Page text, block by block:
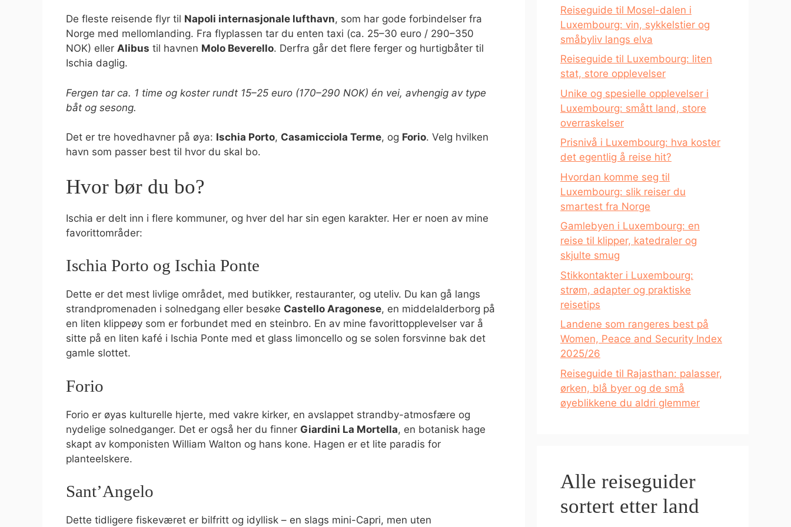
De fleste reisende flyr til Napoli internasjonale lufthavn, som har gode forbindelser fra
Norge med mellomlanding. Fra flyplassen tar du enten taxi (ca. 25–30 euro / 290–350
NOK) eller Alibus til havnen Molo Beverello. Derfra går det flere ferger og hurtigbåter til
Ischia daglig.
Fergen tar ca. 1 time og koster rundt 15–25 euro (170–290 NOK) én vei, avhengig av type
båt og sesong.
Det er tre hovedhavner på øya: Ischia Porto, Casamicciola Terme, og Forio. Velg hvilken
havn som passer best til hvor du skal bo.
Hvor bør du bo?
Ischia er delt inn i flere kommuner, og hver del har sin egen karakter. Her er noen av mine
favorittområder:
Ischia Porto og Ischia Ponte
Dette er det mest livlige området, med butikker, restauranter, og uteliv. Du kan gå langs
strandpromenaden i solnedgang eller besøke Castello Aragonese, en middelalderborg på
en liten klippeøy som er forbundet med en steinbro. En av mine favorittopplevelser var å
sitte på en liten kafé i Ischia Ponte med et glass limoncello og se solen forsvinne bak det
gamle slottet.
Forio
Forio er øyas kulturelle hjerte, med vakre kirker, en avslappet strandby-atmosfære og
nydelige solnedganger. Det er også her du finner Giardini La Mortella, en botanisk hage
skapt av komponisten William Walton og hans kone. Hagen er et lite paradis for
planteelskere.
Sant’Angelo
Dette tidligere fiskeværet er bilfritt og idyllisk – en slags mini-Capri, men uten
Reiseguide til Mosel-dalen i
Luxembourg: vin, sykkelstier og
småbyliv langs elva
Reiseguide til Luxembourg: liten
stat, store opplevelser
Unike og spesielle opplevelser i
Luxembourg: smått land, store
overraskelser
Prisnivå i Luxembourg: hva koster
det egentlig å reise hit?
Hvordan komme seg til
Luxembourg: slik reiser du
smartest fra Norge
Gamlebyen i Luxembourg: en
reise til klipper, katedraler og
skjulte smug
Stikkontakter i Luxembourg:
strøm, adapter og praktiske
reisetips
Landene som rangeres best på
Women, Peace and Security Index
2025/26
Reiseguide til Rajasthan: palasser,
ørken, blå byer og de små
øyeblikkene du aldri glemmer
Alle reiseguider
sortert etter land